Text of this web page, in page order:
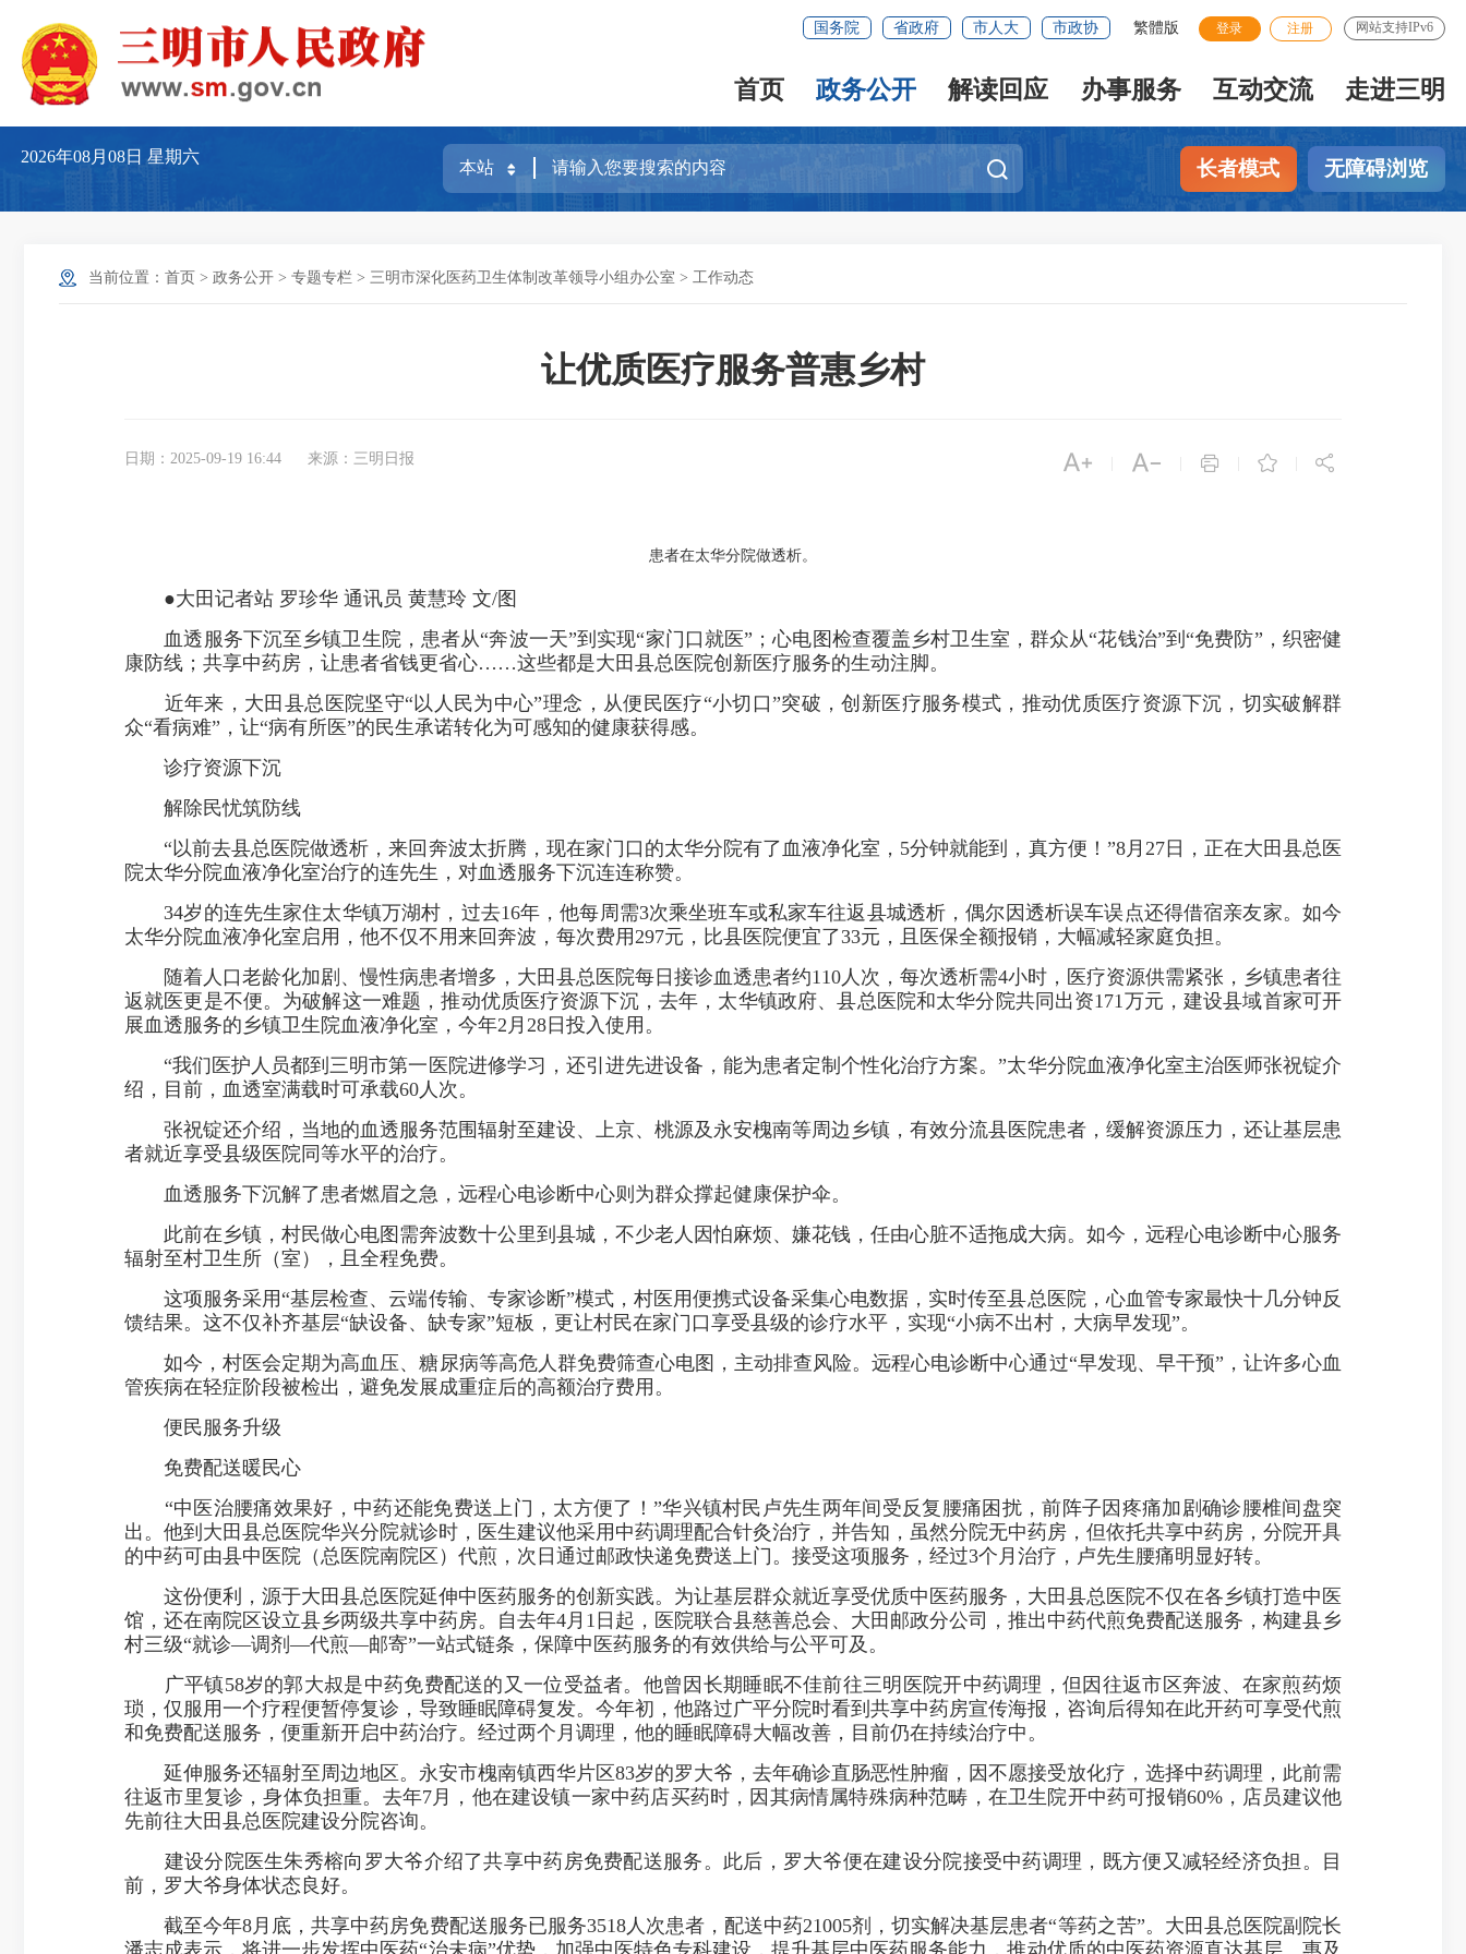
国务院 省政府 市人大 市政协 繁體版 登录 注册 网站支持IPv6
首页 政务公开 解读回应 办事服务 互动交流 走进三明
2026年08月08日星期六
长者模式 无障碍浏览
当前位置： 首页 > 政务公开 > 专题专栏 > 三明市深化医药卫生体制改革领导小组办公室 > 工作动态
让优质医疗服务普惠乡村
日期：2025-09-19 16:44 来源：三明日报     
患者在太华分院做透析。
●大田记者站 罗珍华 通讯员 黄慧玲 文/图
血透服务下沉至乡镇卫生院，患者从“奔波一天”到实现“家门口就医”；心电图检查覆盖乡村卫生室，群众从“花钱治”到“免费防”，织密健
康防线；共享中药房，让患者省钱更省心……这些都是大田县总医院创新医疗服务的生动注脚。
近年来，大田县总医院坚守“以人民为中心”理念，从便民医疗“小切口”突破，创新医疗服务模式，推动优质医疗资源下沉，切实破解群
众“看病难”，让“病有所医”的民生承诺转化为可感知的健康获得感。
诊疗资源下沉
解除民忧筑防线
“以前去县总医院做透析，来回奔波太折腾，现在家门口的太华分院有了血液净化室，5分钟就能到，真方便！”8月27日，正在大田县总医
院太华分院血液净化室治疗的连先生，对血透服务下沉连连称赞。
34岁的连先生家住太华镇万湖村，过去16年，他每周需3次乘坐班车或私家车往返县城透析，偶尔因透析误车误点还得借宿亲友家。如今
太华分院血液净化室启用，他不仅不用来回奔波，每次费用297元，比县医院便宜了33元，且医保全额报销，大幅减轻家庭负担。
随着人口老龄化加剧、慢性病患者增多，大田县总医院每日接诊血透患者约110人次，每次透析需4小时，医疗资源供需紧张，乡镇患者往
返就医更是不便。为破解这一难题，推动优质医疗资源下沉，去年，太华镇政府、县总医院和太华分院共同出资171万元，建设县域首家可开
展血透服务的乡镇卫生院血液净化室，今年2月28日投入使用。
“我们医护人员都到三明市第一医院进修学习，还引进先进设备，能为患者定制个性化治疗方案。”太华分院血液净化室主治医师张祝锭介
绍，目前，血透室满载时可承载60人次。
张祝锭还介绍，当地的血透服务范围辐射至建设、上京、桃源及永安槐南等周边乡镇，有效分流县医院患者，缓解资源压力，还让基层患
者就近享受县级医院同等水平的治疗。
血透服务下沉解了患者燃眉之急，远程心电诊断中心则为群众撑起健康保护伞。
此前在乡镇，村民做心电图需奔波数十公里到县城，不少老人因怕麻烦、嫌花钱，任由心脏不适拖成大病。如今，远程心电诊断中心服务
辐射至村卫生所（室），且全程免费。
这项服务采用“基层检查、云端传输、专家诊断”模式，村医用便携式设备采集心电数据，实时传至县总医院，心血管专家最快十几分钟反
馈结果。这不仅补齐基层“缺设备、缺专家”短板，更让村民在家门口享受县级的诊疗水平，实现“小病不出村，大病早发现”。
如今，村医会定期为高血压、糖尿病等高危人群免费筛查心电图，主动排查风险。远程心电诊断中心通过“早发现、早干预”，让许多心血
管疾病在轻症阶段被检出，避免发展成重症后的高额治疗费用。
便民服务升级
免费配送暖民心
“中医治腰痛效果好，中药还能免费送上门，太方便了！”华兴镇村民卢先生两年间受反复腰痛困扰，前阵子因疼痛加剧确诊腰椎间盘突
出。他到大田县总医院华兴分院就诊时，医生建议他采用中药调理配合针灸治疗，并告知，虽然分院无中药房，但依托共享中药房，分院开具
的中药可由县中医院（总医院南院区）代煎，次日通过邮政快递免费送上门。接受这项服务，经过3个月治疗，卢先生腰痛明显好转。
这份便利，源于大田县总医院延伸中医药服务的创新实践。为让基层群众就近享受优质中医药服务，大田县总医院不仅在各乡镇打造中医
馆，还在南院区设立县乡两级共享中药房。自去年4月1日起，医院联合县慈善总会、大田邮政分公司，推出中药代煎免费配送服务，构建县乡
村三级“就诊—调剂—代煎—邮寄”一站式链条，保障中医药服务的有效供给与公平可及。
广平镇58岁的郭大叔是中药免费配送的又一位受益者。他曾因长期睡眠不佳前往三明医院开中药调理，但因往返市区奔波、在家煎药烦
琐，仅服用一个疗程便暂停复诊，导致睡眠障碍复发。今年初，他路过广平分院时看到共享中药房宣传海报，咨询后得知在此开药可享受代煎
和免费配送服务，便重新开启中药治疗。经过两个月调理，他的睡眠障碍大幅改善，目前仍在持续治疗中。
延伸服务还辐射至周边地区。永安市槐南镇西华片区83岁的罗大爷，去年确诊直肠恶性肿瘤，因不愿接受放化疗，选择中药调理，此前需
往返市里复诊，身体负担重。去年7月，他在建设镇一家中药店买药时，因其病情属特殊病种范畴，在卫生院开中药可报销60%，店员建议他
先前往大田县总医院建设分院咨询。
建设分院医生朱秀榕向罗大爷介绍了共享中药房免费配送服务。此后，罗大爷便在建设分院接受中药调理，既方便又减轻经济负担。目
前，罗大爷身体状态良好。
截至今年8月底，共享中药房免费配送服务已服务3518人次患者，配送中药21005剂，切实解决基层患者“等药之苦”。大田县总医院副院长
潘志成表示，将进一步发挥中医药“治未病”优势，加强中医特色专科建设，提升基层中医药服务能力，推动优质的中医药资源直达基层、惠及